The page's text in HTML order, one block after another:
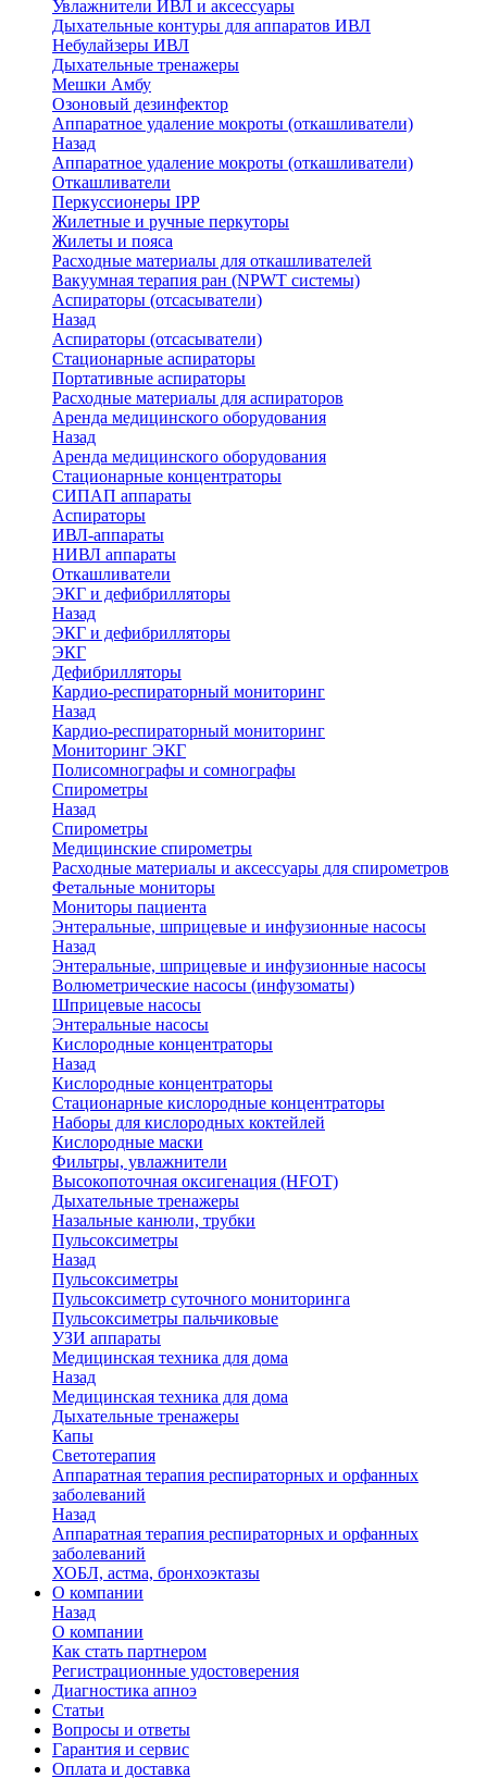
Увлажнители ИВЛ и аксессуары
Дыхательные контуры для аппаратов ИВЛ
Небулайзеры ИВЛ
Дыхательные тренажеры
Мешки Амбу
Озоновый дезинфектор
Аппаратное удаление мокроты (откашливатели)
Назад
Аппаратное удаление мокроты (откашливатели)
Откашливатели
Перкуссионеры IPP
Жилетные и ручные перкуторы
Жилеты и пояса
Расходные материалы для откашливателей
Вакуумная терапия ран (NPWT системы)
Аспираторы (отсасыватели)
Назад
Аспираторы (отсасыватели)
Стационарные аспираторы
Портативные аспираторы
Расходные материалы для аспираторов
Аренда медицинского оборудования
Назад
Аренда медицинского оборудования
Стационарные концентраторы
СИПАП аппараты
Аспираторы
ИВЛ-аппараты
НИВЛ аппараты
Откашливатели
ЭКГ и дефибрилляторы
Назад
ЭКГ и дефибрилляторы
ЭКГ
Дефибрилляторы
Кардио-респираторный мониторинг
Назад
Кардио-респираторный мониторинг
Мониторинг ЭКГ
Полисомнографы и сомнографы
Спирометры
Назад
Спирометры
Медицинские спирометры
Расходные материалы и аксессуары для спирометров
Фетальные мониторы
Мониторы пациента
Энтеральные, шприцевые и инфузионные насосы
Назад
Энтеральные, шприцевые и инфузионные насосы
Волюметрические насосы (инфузоматы)
Шприцевые насосы
Энтеральные насосы
Кислородные концентраторы
Назад
Кислородные концентраторы
Стационарные кислородные концентраторы
Наборы для кислородных коктейлей
Кислородные маски
Фильтры, увлажнители
Высокопоточная оксигенация (HFOT)
Дыхательные тренажеры
Назальные канюли, трубки
Пульсоксиметры
Назад
Пульсоксиметры
Пульсоксиметр суточного мониторинга
Пульсоксиметры пальчиковые
УЗИ аппараты
Медицинская техника для дома
Назад
Медицинская техника для дома
Дыхательные тренажеры
Капы
Светотерапия
Аппаратная терапия респираторных и орфанных
заболеваний
Назад
Аппаратная терапия респираторных и орфанных
заболеваний
ХОБЛ, астма, бронхоэктазы
О компании
Назад
О компании
Как стать партнером
Регистрационные удостоверения
Диагностика апноэ
Статьи
Вопросы и ответы
Гарантия и сервис
Оплата и доставка